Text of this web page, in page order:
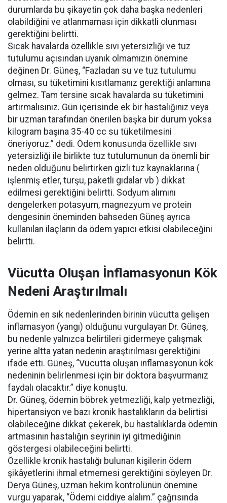
durumlarda bu şikayetin çok daha başka nedenleri
olabildiğini ve atlanmaması için dikkatli olunması
gerektiğini belirtti.
Sıcak havalarda özellikle sıvı yetersizliği ve tuz
tutulumu açısından uyanık olmamızın önemine
değinen Dr. Güneş, “Fazladan su ve tuz tutulumu
olması, su tüketimini kısıtlamanız gerektiği anlamına
gelmez. Tam tersine sıcak havalarda su tüketimini
artırmalısınız. Gün içerisinde ek bir hastalığınız veya
bir uzman tarafından önerilen başka bir durum yoksa
kilogram başına 35-40 cc su tüketilmesini
öneriyoruz.” dedi. Ödem konusunda özellikle sıvı
yetersizliği ile birlikte tuz tutulumunun da önemli bir
neden olduğunu belirtirken gizli tuz kaynaklarına (
işlenmiş etler, turşu, paketli gıdalar vb ) dikkat
edilmesi gerektiğini belirtti. Sodyum alımını
dengelerken potasyum, magnezyum ve protein
dengesinin öneminden bahseden Güneş ayrıca
kullanılan ilaçların da ödem yapıcı etkisi olabileceğini
belirtti.
Vücutta Oluşan İnflamasyonun Kök
Nedeni Araştırılmalı
Ödemin en sık nedenlerinden birinin vücutta gelişen
inflamasyon (yangı) olduğunu vurgulayan Dr. Güneş,
bu nedenle yalnızca belirtileri gidermeye çalışmak
yerine altta yatan nedenin araştırılması gerektiğini
ifade etti. Güneş, “Vücutta oluşan inflamasyonun kök
nedeninin belirlenmesi için bir doktora başvurmanız
faydalı olacaktır.” diye konuştu.
Dr. Güneş, ödemin böbrek yetmezliği, kalp yetmezliği,
hipertansiyon ve bazı kronik hastalıkların da belirtisi
olabileceğine dikkat çekerek, bu hastalıklarda ödemin
artmasının hastalığın seyrinin iyi gitmediğinin
göstergesi olabileceğini belirtti.
Özellikle kronik hastalığı bulunan kişilerin ödem
şikâyetlerini ihmal etmemesi gerektiğini söyleyen Dr.
Derya Güneş, uzman hekim kontrolünün önemine
vurgu yaparak, “Ödemi ciddiye alalım.” çağrısında